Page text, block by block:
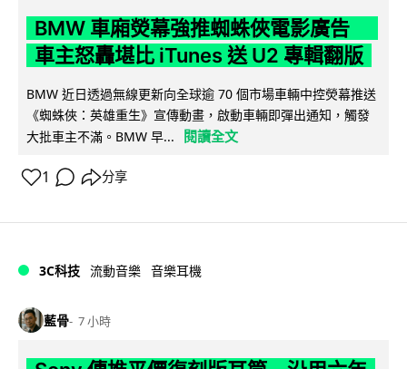
BMW 車廂熒幕強推蜘蛛俠電影廣告
車主怒轟堪比 iTunes 送 U2 專輯翻版
BMW 近日透過無線更新向全球逾 70 個市場車輛中控熒幕推送
《蜘蛛俠：英雄重生》宣傳動畫，啟動車輛即彈出通知，觸發
大批車主不滿。BMW 早...
閱讀全文
1 分享
3C科技 流動音樂 音樂耳機
藍骨 7 小時